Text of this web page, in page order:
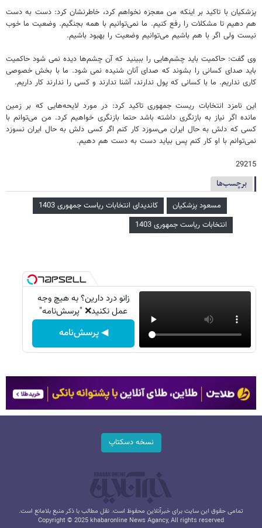
پزشکیان با تاکید بر اینکه من معجزه نخواهم کرد، خاطرنشان کرد: دست به دست
هم دهیم تا مشکلات را رفع کنیم. ما نمی‌توانیم با همه بجنگیم. وضعیت ما خوب
نیست ولی اگر با هم باشیم می‌توانیم وضعیت را بهبود باشیم.
وی گفت: حاکمیت باید چشم‌هایی را ببینید که آن چشم‌ها دیده نمی شود حاکمیت
باید صدای کسانی را بشوند که صدای آنان شنیده نمی شود. ما با بخش خصوصی
کاری نداریم. ما با کسانی که پول ندارند، آشنا ندارند و کسی را ندارند کار داریم.
این نامزد انتخابات ریست جمهوری تاکید کرد: در مورد لایحه‌هایی که بر زمین
مانده اگر نیاز به بازنگری داشته باشد حتما بازنگری خواهیم کرد. من می‌توانم با
کسی که دلش به حال ایران می‌سوزد کار کنم اگر کسی دلش به حال ایران نسوزد
نمی‌توانم با او کار کنم پس بیاید دست به دست هم دهیم.
29215
برچسب‌ها
مسعود پزشکیان
کاندیدای انتخابات ریاست جمهوری 1403
انتخابات ریاست جمهوری 1403
زانو درد دارین؟ به هیچ وجه
عمل نکنید❌ "پرسش‌نامه"
◀ پرسش‌نامه
نسخه دسکتاپ
تمامی حقوق این سایت برای خبرآنلاین محفوظ است. نقل مطالب با ذکر منبع بلامانع است.
Copyright © 2025 khabaronline News Agancy, All rights reserved